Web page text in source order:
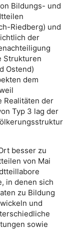
Bildungs- und
Riedberg) und
der
Strukturen
Ostend)
dem
Realitäten der
Typ 3 lag der
besser zu
von Mai
in denen sich
zu Bildung
und
sowie